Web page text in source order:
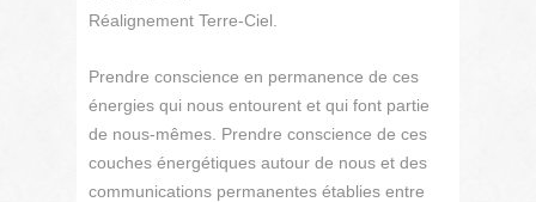
Réalignement Terre-Ciel.
Prendre conscience en permanence de ces
énergies qui nous entourent et qui font partie
de nous-mêmes. Prendre conscience de ces
couches énergétiques autour de nous et des
communications permanentes établies entre